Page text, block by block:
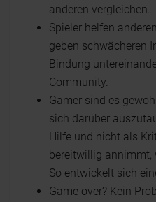
anderen vergleichen.
Spieler helfen
geben schwächeren
Bindung
Community.
Gamer sind es
sich darüber
Hilfe und nicht als
bereitwillig annimmt,
So entwickelt sich
Game over? Kein